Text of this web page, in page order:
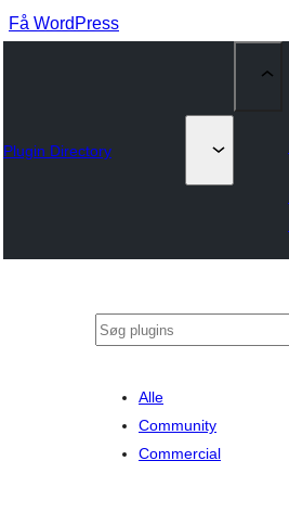
Få WordPress
Plugin Directory
Søg
Alle
Community
Commercial